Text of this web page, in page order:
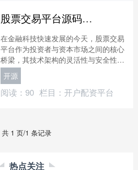
股票交易平台源码，开源部署
在金融科技快速发展的今天，股票交易
平台作为投资者与资本市场之间的核心
桥梁，其技术架构的灵活性与安全性直
接关系到交易效率与用户体验。对于希
望搭建自有交易系统的企业....
开源
阅读： 90 栏目： 开户配资平台
共 1 页/1 条记录
热点关注